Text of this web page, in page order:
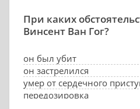
При каких
Винсент Ван Гог?
он был убит
он застрелился
умер от сердечного
передозировка